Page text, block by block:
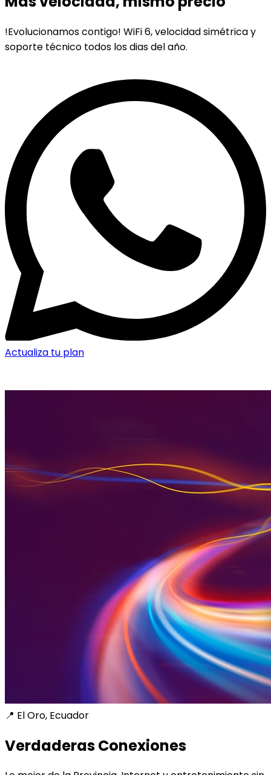
!Evolucionamos contigo! WiFi 6, velocidad simétrica y
soporte técnico todos los dias del año.
Actualiza tu plan
📍 El Oro, Ecuador
Verdaderas Conexiones